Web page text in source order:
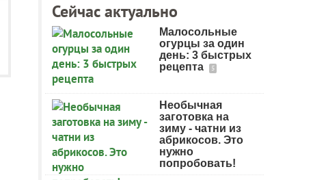
Сейчас актуально
Малосольные
огурцы за один
день: 3 быстрых
рецепта
5
Необычная
заготовка на
зиму - чатни из
абрикосов. Это
нужно
попробовать!